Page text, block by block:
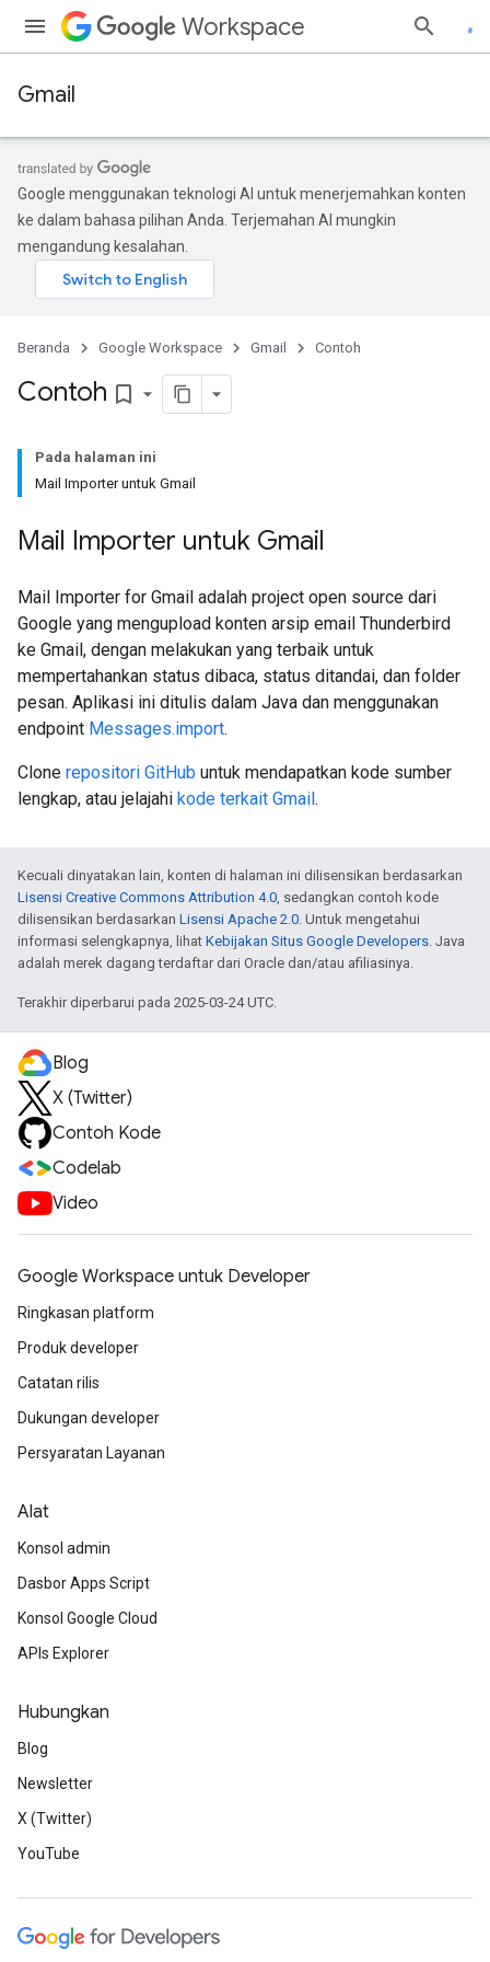
Workspace
Gmail
Google menggunakan teknologi AI untuk menerjemahkan konten
ke dalam bahasa pilihan Anda. Terjemahan AI mungkin
mengandung kesalahan.
Beranda Google Workspace Gmail Contoh
Contoh bookmark_border
Pada halaman ini
Mail Importer untuk Gmail
Mail Importer untuk Gmail
Mail Importer for Gmail adalah project open source dari
Google yang mengupload konten arsip email Thunderbird
ke Gmail, dengan melakukan yang terbaik untuk
mempertahankan status dibaca, status ditandai, dan folder
pesan. Aplikasi ini ditulis dalam Java dan menggunakan
endpoint Messages.import.
Clone repositori GitHub untuk mendapatkan kode sumber
lengkap, atau jelajahi kode terkait Gmail.
Kecuali dinyatakan lain, konten di halaman ini dilisensikan berdasarkan
Lisensi Creative Commons Attribution 4.0, sedangkan contoh kode
dilisensikan berdasarkan Lisensi Apache 2.0. Untuk mengetahui
informasi selengkapnya, lihat Kebijakan Situs Google Developers. Java
adalah merek dagang terdaftar dari Oracle dan/atau afiliasinya.
Terakhir diperbarui pada 2025-03-24 UTC.
Blog
X (Twitter)
Contoh Kode
Codelab
Video
Google Workspace untuk Developer
Ringkasan platform
Produk developer
Catatan rilis
Dukungan developer
Persyaratan Layanan
Alat
Konsol admin
Dasbor Apps Script
Konsol Google Cloud
APIs Explorer
Hubungkan
Blog
Newsletter
X (Twitter)
YouTube